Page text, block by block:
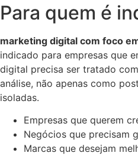
Para quem é
marketing digital com foco
indicado para empresas que
digital precisa ser tratado
análise, não apenas como
isoladas.
Empresas que querem
Negócios que precisam
Marcas que desejam